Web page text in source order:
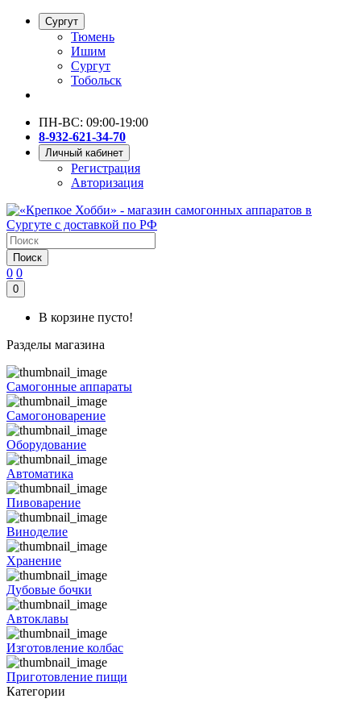
Сургут
Тюмень
Ишим
Сургут
Тобольск
ПН-ВС: 09:00-19:00
8-932-621-34-70
Личный кабинет
Регистрация
Авторизация
Поиск
0 0
0
В корзине пусто!
Разделы магазина
Самогонные аппараты
Самогоноварение
Оборудование
Автоматика
Пивоварение
Виноделие
Хранение
Дубовые бочки
Автоклавы
Изготовление колбас
Приготовление пищи
Категории